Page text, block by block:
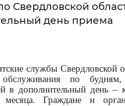
С засечками
Цвет сайта
Инверсивный
Свердловской
день приема
службы Свердловской
по будням,
в дополнительный день –
Граждане и